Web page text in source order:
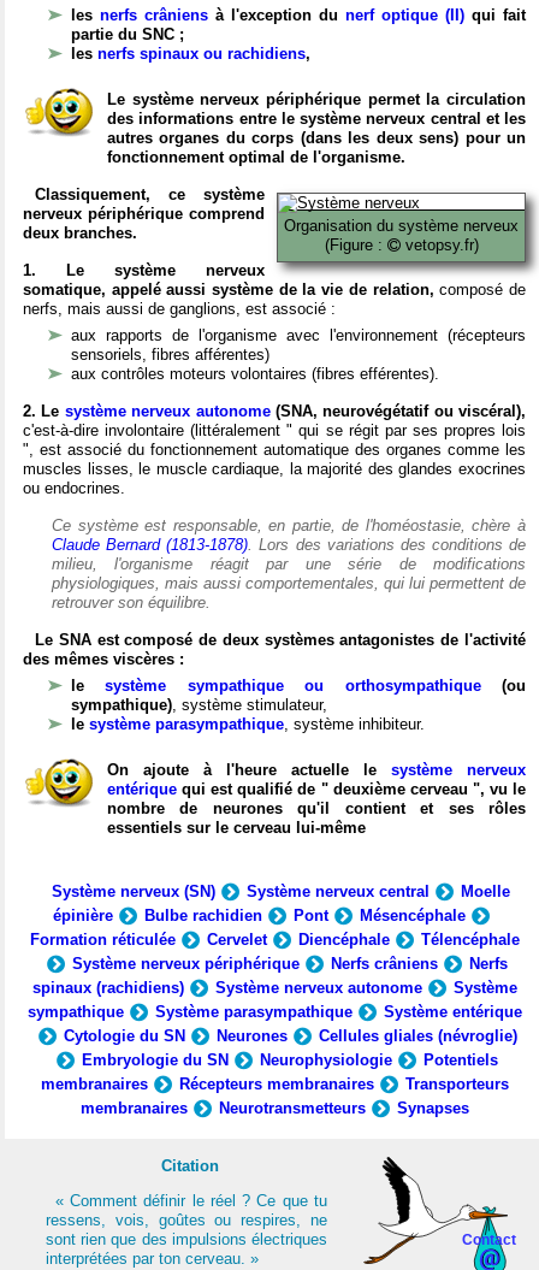
les nerfs crâniens à l'exception du nerf optique (II) qui fait
partie du SNC ;
les nerfs spinaux ou rachidiens,
Le système nerveux périphérique permet la circulation
des informations entre le système nerveux central et les
autres organes du corps (dans les deux sens) pour un
fonctionnement optimal de l'organisme.
Organisation du système nerveux
(Figure :
vetopsy.fr)
Classiquement, ce système
nerveux périphérique comprend
deux branches.
1. Le système nerveux
somatique, appelé aussi système de la vie de relation, composé de
nerfs, mais aussi de ganglions, est associé :
aux rapports de l'organisme avec l'environnement (récepteurs
sensoriels, fibres afférentes)
aux contrôles moteurs volontaires (fibres efférentes).
2. Le système nerveux autonome(SNA, neurovégétatif ou viscéral),
c'est-à-dire involontaire (littéralement " qui se régit par ses propres lois
", est associé du fonctionnement automatique des organes comme les
muscles lisses, le muscle cardiaque, la majorité des glandes exocrines
ou endocrines.
Ce système est responsable, en partie, de l'homéostasie, chère à
Claude Bernard (1813-1878). Lors des variations des conditions de
milieu, l'organisme réagit par une série de modifications
physiologiques, mais aussi comportementales, qui lui permettent de
retrouver son équilibre.
Le SNA est composé de deux systèmes antagonistes de l'activité
des mêmes viscères :
lesystème sympathique ou orthosympathique(ou
sympathique), système stimulateur,
le système parasympathique, système inhibiteur.
On ajoute à l'heure actuelle le système nerveux
entérique qui est qualifié de " deuxième cerveau ", vu le
nombre de neurones qu'il contient et ses rôles
essentiels sur le cerveau lui-même
Système nerveux (SN) Système nerveux central
Moelle
épinière
Bulbe rachidien Pont
Mésencéphale
Formation réticulée
Cervelet Diencéphale
Télencéphale
Système nerveux périphérique
Nerfs crâniens
Nerfs
spinaux (rachidiens)
Système nerveux autonome
Système
sympathique
Système parasympathique
Système entérique
Cytologie du SN
Neurones
Cellules gliales (névroglie)
Embryologie du SN
Neurophysiologie
Potentiels
membranaires
Récepteurs membranaires
Transporteurs
membranaires
Neurotransmetteurs Synapses
Contact
Citation
« Comment définir le réel ? Ce que tu
ressens, vois, goûtes ou respires, ne
sont rien que des impulsions électriques
interprétées par ton cerveau. »